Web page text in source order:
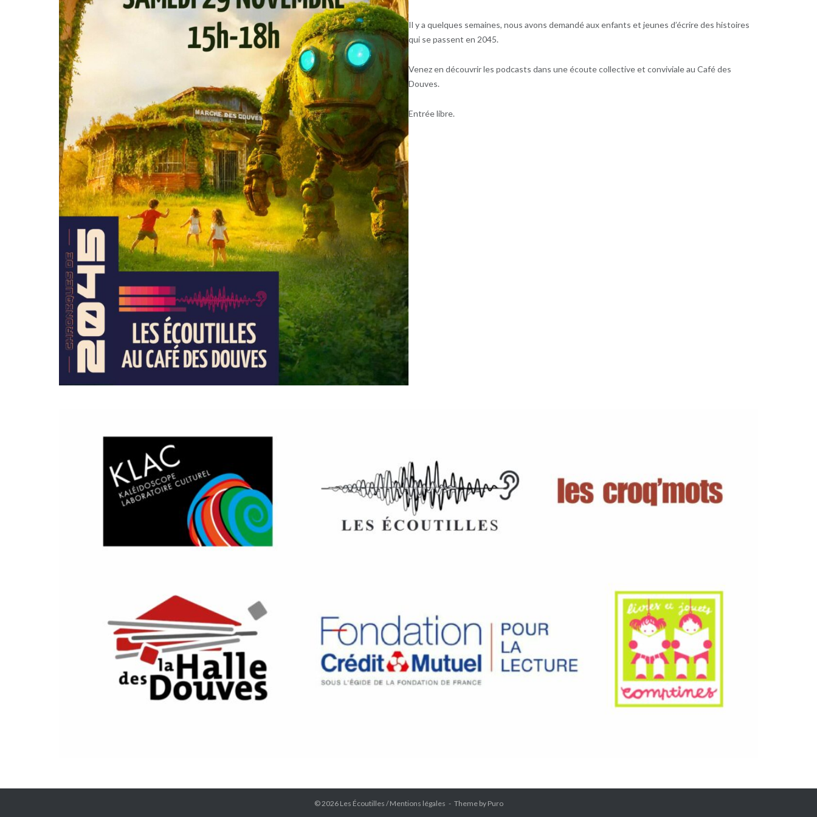
Il y a quelques semaines, nous avons demandé aux enfants et jeunes d’écrire des histoires
qui se passent en 2045.
Venez en découvrir les podcasts dans une écoute collective et conviviale au Café des
Douves.
Entrée libre.
© 2026 Les Écoutilles /Mentions légales Theme by Puro